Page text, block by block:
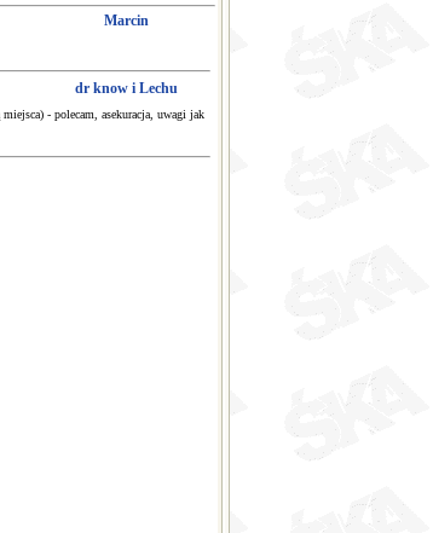
Marcin
dr know i Lechu
- polecam, asekuracja, uwagi jak